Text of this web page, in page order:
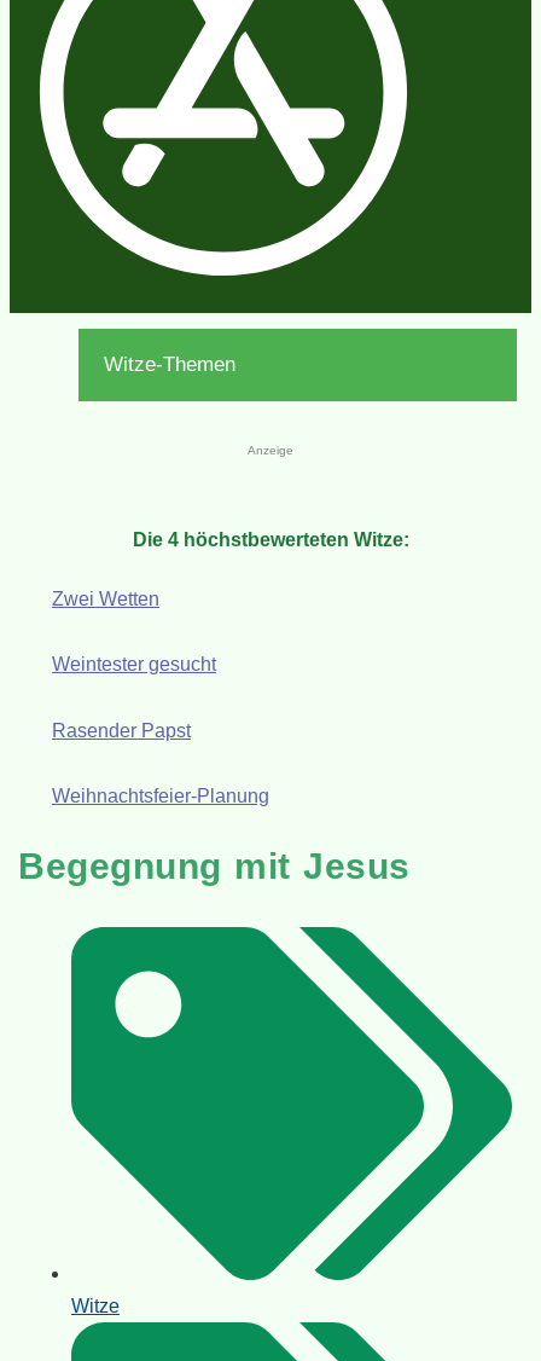
Witze-Themen
Anzeige
Die 4 höchstbewerteten Witze:
Zwei Wetten
Weintester gesucht
Rasender Papst
Weihnachtsfeier-Planung
Begegnung mit Jesus
Witze